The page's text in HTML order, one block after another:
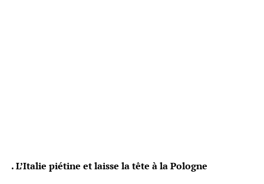
. L’Italie piétine et laisse la tête à la Pologne